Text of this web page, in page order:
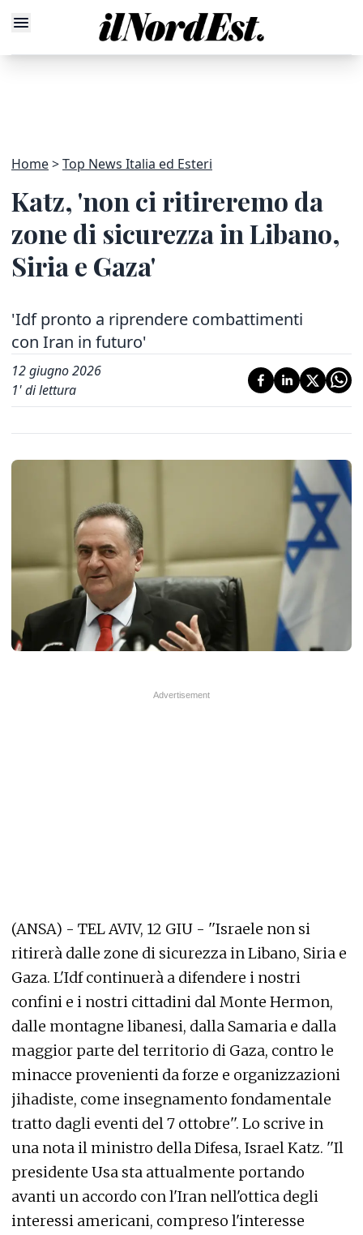
Home Top News Italia ed Esteri
Katz, 'non ci ritireremo da
zone di sicurezza in Libano,
Siria e Gaza'
'Idf pronto a riprendere combattimenti
con Iran in futuro'
12 giugno 2026
1' di lettura
(ANSA) - TEL AVIV, 12 GIU - ''Israele non si
ritirerà dalle zone di sicurezza in Libano, Siria e
Gaza. L'Idf continuerà a difendere i nostri
confini e i nostri cittadini dal Monte Hermon,
dalle montagne libanesi, dalla Samaria e dalla
maggior parte del territorio di Gaza, contro le
minacce provenienti da forze e organizzazioni
jihadiste, come insegnamento fondamentale
tratto dagli eventi del 7 ottobre''. Lo scrive in
una nota il ministro della Difesa, Israel Katz. ''Il
presidente Usa sta attualmente portando
avanti un accordo con l'Iran nell'ottica degli
interessi americani, compreso l'interesse